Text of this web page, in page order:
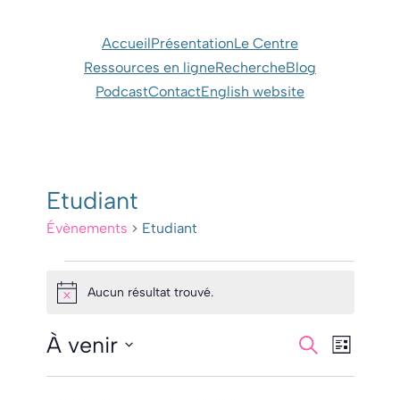
AccueilPrésentationLe Centre
Ressources en ligneRechercheBlog
PodcastContactEnglish website
Etudiant
Évènements Etudiant
Évènements
NoticeAucun résultat trouvé.
et
Recherche
de
Liste
À venir
Sélectionnez